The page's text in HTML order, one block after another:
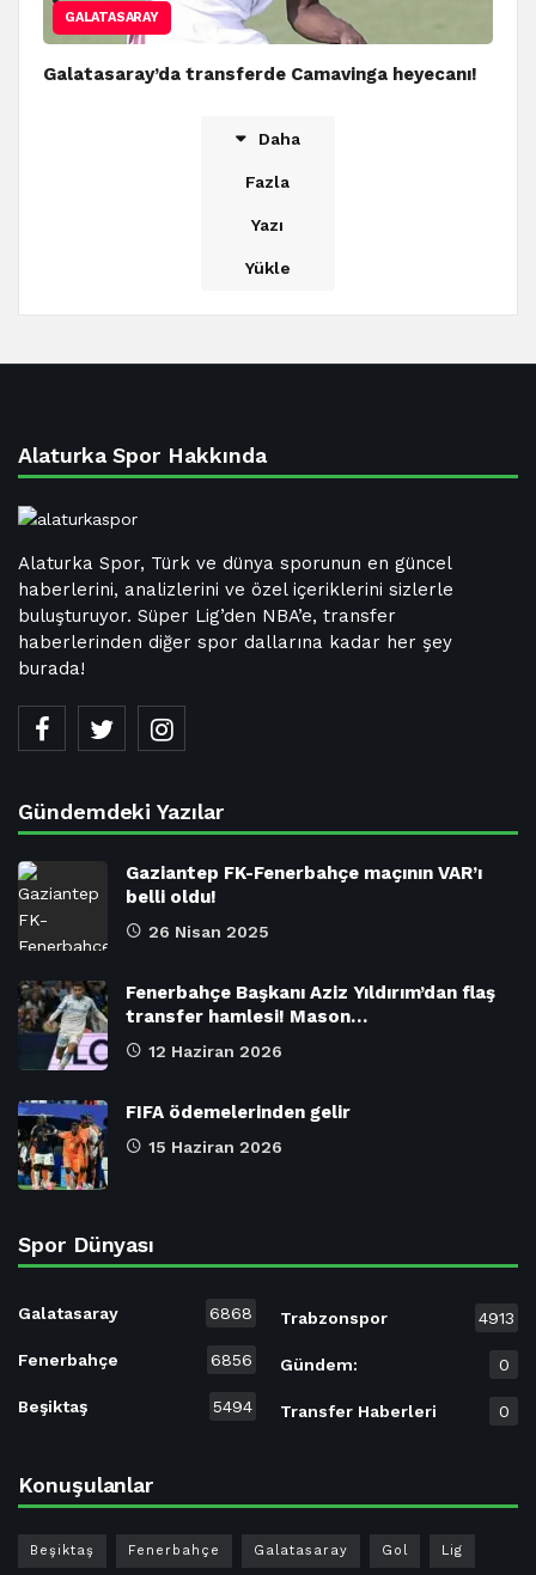
GALATASARAY
Galatasaray’da transferde Camavinga heyecanı!
Daha
Fazla
Yazı
Yükle
Alaturka Spor Hakkında
Alaturka Spor, Türk ve dünya sporunun en güncel
haberlerini, analizlerini ve özel içeriklerini sizlerle
buluşturuyor. Süper Lig’den NBA’e, transfer
haberlerinden diğer spor dallarına kadar her şey
burada!
Gündemdeki Yazılar
Gaziantep FK-Fenerbahçe maçının VAR’ı
belli oldu!
26 Nisan 2025
Fenerbahçe Başkanı Aziz Yıldırım’dan flaş
transfer hamlesi! Mason…
12 Haziran 2026
FIFA ödemelerinden gelir
15 Haziran 2026
Spor Dünyası
Galatasaray 6868
Fenerbahçe 6856
Beşiktaş 5494
Trabzonspor 4913
Gündem: 0
Transfer Haberleri 0
Konuşulanlar
Beşiktaş Fenerbahçe Galatasaray Gol Lig